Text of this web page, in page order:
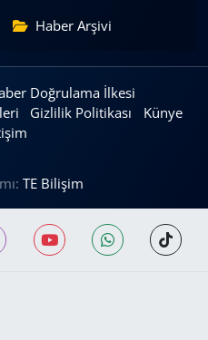
Haber Arşivi
Doğrulama İlkesi
Gizlilik Politikası
Künye
TE Bilişim